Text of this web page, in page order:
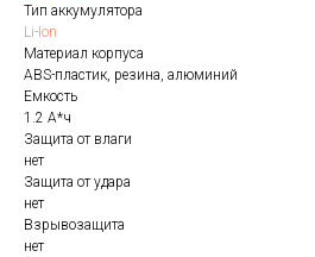
Тип аккумулятора
Li-Ion
Материал корпуса
ABS-пластик, резина, алюминий
Емкость
1.2 А*ч
Защита от влаги
нет
Защита от удара
нет
Взрывозащита
нет